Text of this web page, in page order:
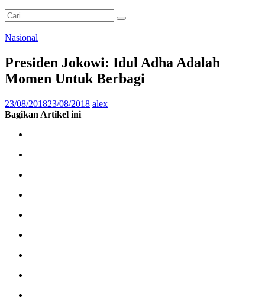
Nasional
Presiden Jokowi: Idul Adha Adalah
Momen Untuk Berbagi
23/08/201823/08/2018 alex
Bagikan Artikel ini